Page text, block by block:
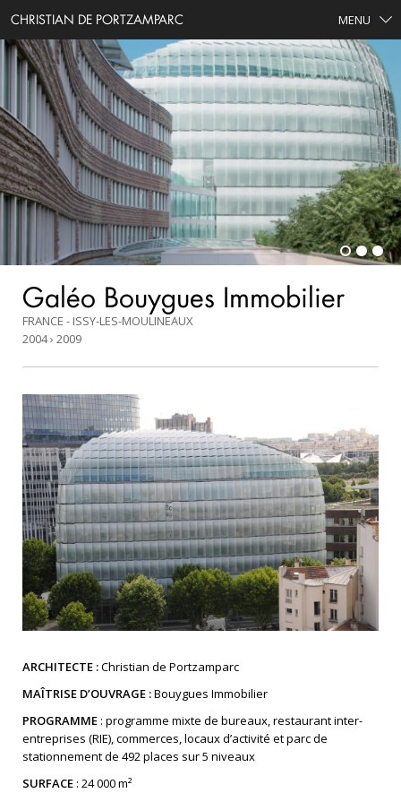
CHRISTIAN DE PORTZAMPARC MENU
Galéo Bouygues Immobilier
FRANCE - ISSY-LES-MOULINEAUX
2004 › 2009
ARCHITECTE :Christian de Portzamparc
MAÎTRISE D’OUVRAGE :Bouygues Immobilier
PROGRAMME : programme mixte de bureaux, restaurant inter-
entreprises (RIE), commerces, locaux d’activité et parc de
stationnement de 492 places sur 5 niveaux
SURFACE : 24 000 m²